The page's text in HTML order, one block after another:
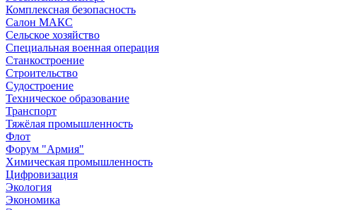
Комплексная безопасность
Салон МАКС
Сельское хозяйство
Специальная военная операция
Станкостроение
Строительство
Судостроение
Техническое образование
Транспорт
Тяжёлая промышленность
Флот
Форум "Армия"
Химическая промышленность
Цифровизация
Экология
Экономика